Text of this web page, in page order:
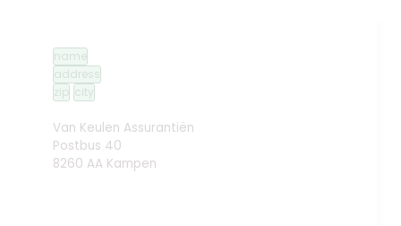
name
address
zip city
Van Keulen Assurantiën
Postbus 40
8260 AA Kampen